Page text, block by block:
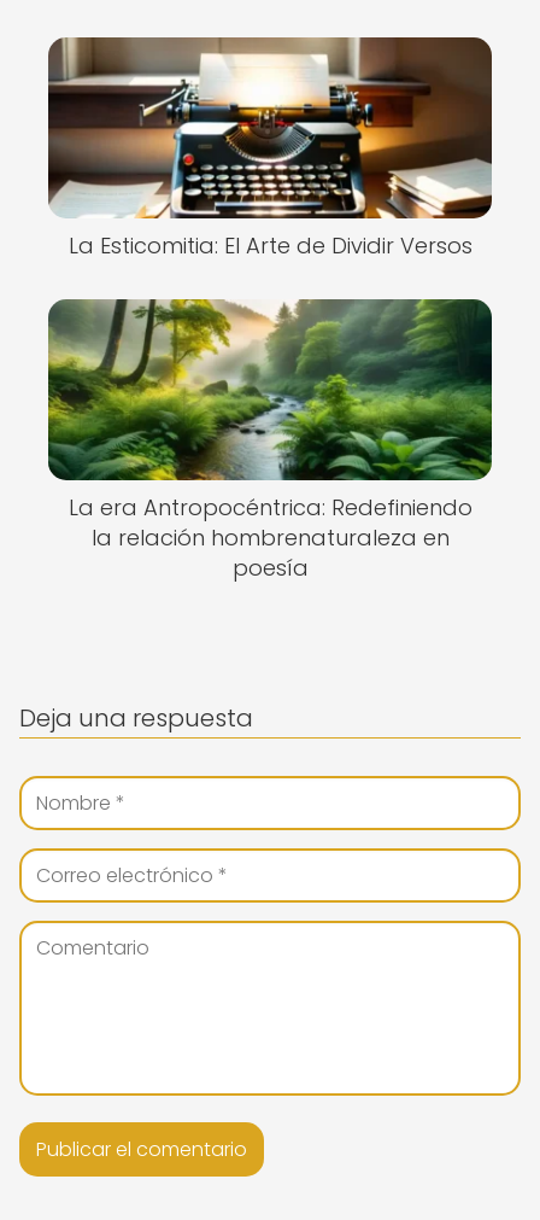
La Esticomitia: El Arte de Dividir Versos
La era Antropocéntrica: Redefiniendo
la relación hombrenaturaleza en
poesía
Deja una respuesta